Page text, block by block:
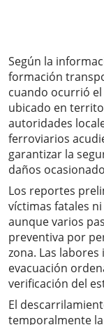
Según la
formación
cuando ocurrió
ubicado en
autoridades
ferroviarios
garantizar la
daños
Los reportes
víctimas fatales
aunque varios
preventiva por
zona. Las
evacuación
verificación del
El
temporalmente